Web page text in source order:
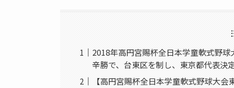
2018年高円宮賜杯全日本学童軟式野
辛勝で、台東区を制し、東京都代表決
【高円宮賜杯全日本学童軟式野球大